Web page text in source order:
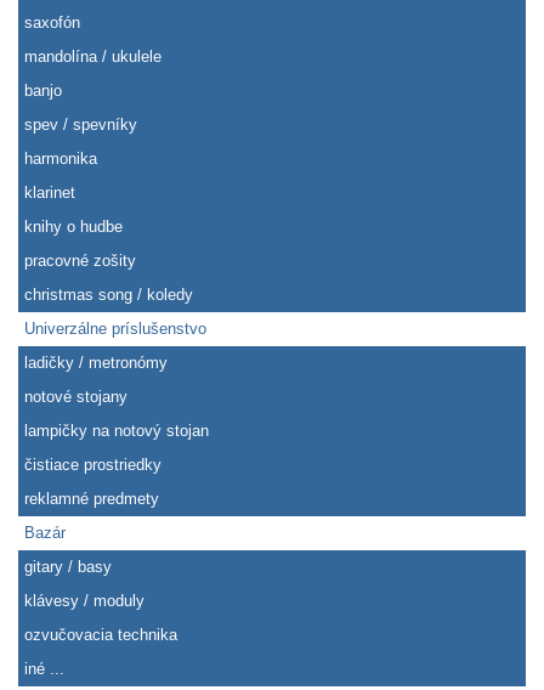
saxofón
mandolína / ukulele
banjo
spev / spevníky
harmonika
klarinet
knihy o hudbe
pracovné zošity
christmas song / koledy
Univerzálne príslušenstvo
ladičky / metronómy
notové stojany
lampičky na notový stojan
čistiace prostriedky
reklamné predmety
Bazár
gitary / basy
klávesy / moduly
ozvučovacia technika
iné ...